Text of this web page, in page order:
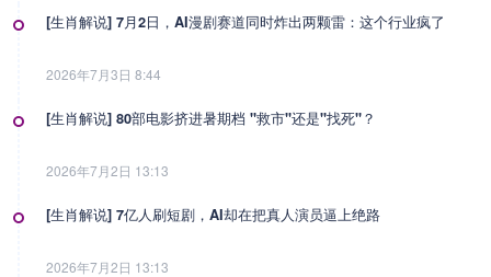
[生肖解说] 7月2日，AI漫剧赛道同时炸出两颗雷：这个行业疯了
2026年7月3日 8:44
[生肖解说] 80部电影挤进暑期档 "救市"还是"找死"？
2026年7月2日 13:13
[生肖解说] 7亿人刷短剧，AI却在把真人演员逼上绝路
2026年7月2日 13:13